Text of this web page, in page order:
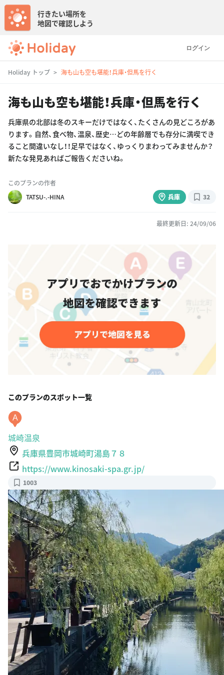
ログイン
行きたい場所を
地図で確認しよう
Holiday トップ 海も山も空も堪能！兵庫・但馬を行く
海も山も空も堪能！兵庫・但馬を行く
兵庫県の北部は冬のスキーだけではなく、たくさんの見どころがあ
ります。自然、食べ物、温泉、歴史…どの年齢層でも存分に満喫でき
ること間違いなし！！足早ではなく、ゆっくりまわってみませんか？
新たな発見あればご報告くださいね。
このプランの作者
TATSU-.-HINA
兵庫 32
最終更新日: 24/09/06
このプランのスポット一覧
A
城崎温泉
兵庫県豊岡市城崎町湯島７８
https://www.kinosaki-spa.gr.jp/
1003